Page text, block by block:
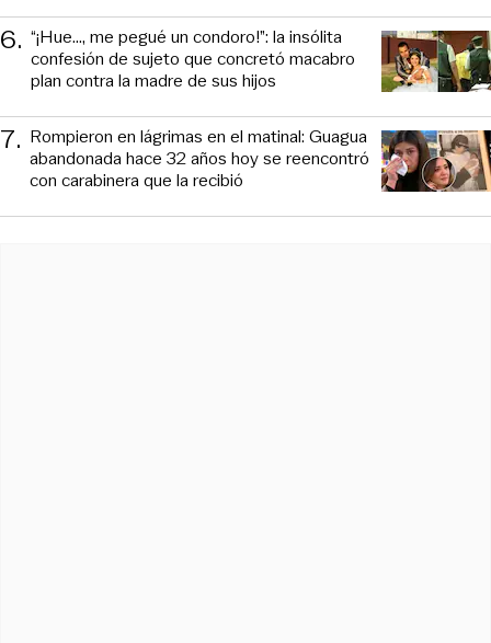
6. “¡Hue..., me pegué un condoro!”: la insólita
confesión de sujeto que concretó macabro
plan contra la madre de sus hijos
7. Rompieron en lágrimas en el matinal: Guagua
abandonada hace 32 años hoy se reencontró
con carabinera que la recibió